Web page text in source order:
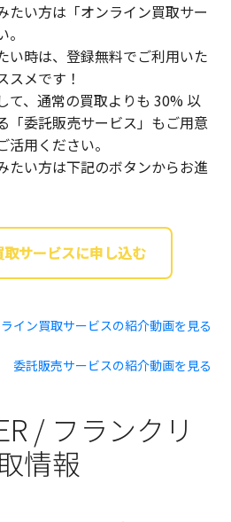
たい方は「オンライン買取サー
い時は、登録無料でご利用いた
スメです！
て、通常の買取よりも 30% 以
「委託販売サービス」もご用意
用ください。
たい方は下記のボタンからお進
サービスに申し込む
イン買取サービスの紹介動画を見る
委託販売サービスの紹介動画を見る
/ フランクリ
情報